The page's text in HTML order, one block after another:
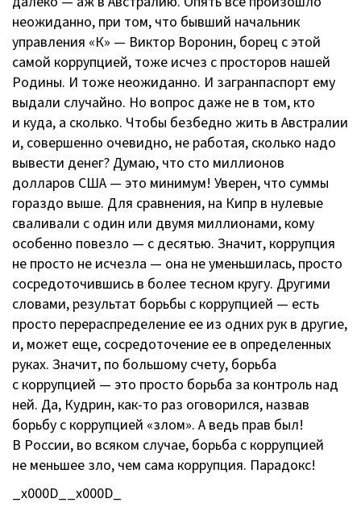
неожиданно, при том, что бывший начальник
управления «К» — Виктор Воронин, борец с этой
самой коррупцией, тоже исчез с просторов нашей
Родины. И тоже неожиданно. И загранпаспорт ему
выдали случайно. Но вопрос даже не в том, кто
и куда, а сколько. Чтобы безбедно жить в Австралии
и, совершенно очевидно, не работая, сколько надо
вывести денег? Думаю, что сто миллионов
долларов США — это минимум! Уверен, что суммы
гораздо выше. Для сравнения, на Кипр в нулевые
сваливали с один или двумя миллионами, кому
особенно повезло — с десятью. Значит, коррупция
не просто не исчезла — она не уменьшилась, просто
сосредоточившись в более тесном кругу. Другими
словами, результат борьбы с коррупцией — есть
просто перераспределение ее из одних рук в другие,
и, может еще, сосредоточение ее в определенных
руках. Значит, по большому счету, борьба
с коррупцией — это просто борьба за контроль над
ней. Да, Кудрин, как-то раз оговорился, назвав
борьбу с коррупцией «злом». А ведь прав был!
В России, во всяком случае, борьба с коррупцией
не меньшее зло, чем сама коррупция. Парадокс!
_x000D__x000D_